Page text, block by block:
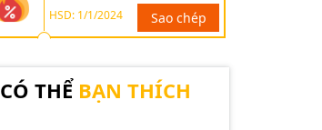
HSD: 1/1/2024
Sao chép
CÓ THỂ BẠN THÍCH